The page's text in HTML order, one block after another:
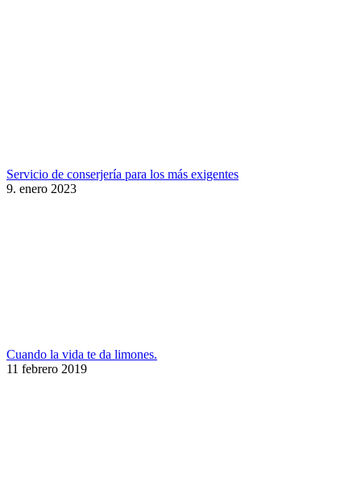
Servicio de conserjería para los más exigentes
9. enero 2023
Cuando la vida te da limones.
11 febrero 2019